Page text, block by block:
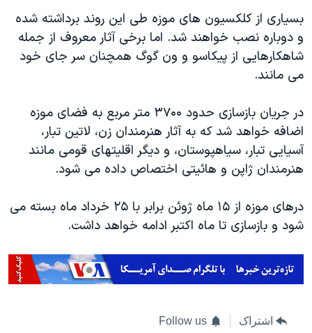
چهل سال گروگان‌گیری
قانون شفافیت دارائی کادر رهبری ایران
اعتراضات مردمی آبان ۹۸
اسرائیل در جنگ
نرگس محمدی برنده جایزه نوبل صلح
همایش محافظه‌کاران آمریکا «سی‌پک»
سفر پرزیدنت ترامپ به چین
بسیاری از کلکسیون های موزه طی این روند برداشته شده
و دوباره نصب خواهند شد. اما برخی آثار معروف از جمله
شاهکارهایی از پیکاسو و ون گوگ همچنان سر جای خود
می مانند.
در جریان بازسازی حدود ۳۷۰۰ متر مربع به فضای موزه
اضافه خواهد شد که به آثار هنرمندان زن، لاتین تبار،
آسیایی تبار، سیاهپوستان، و دیگر اقلیتهای قومی مانند
هنرمندان ژاپن و هائیتی اختصاص داده می شود.
درهای موزه از ۱۵ ماه ژوئن برابر با ۲۵ خرداد ماه بسته می
شود و بازسازی تا ماه اکتبر ادامه خواهد داشت.
اشتراک Follow us